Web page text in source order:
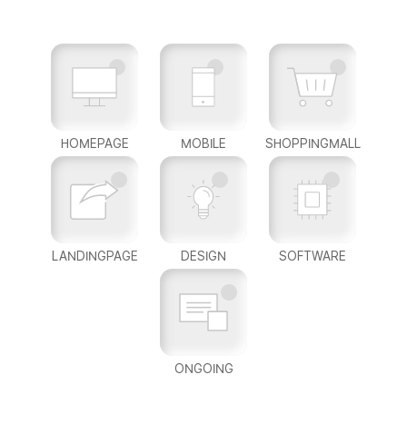
HOMEPAGE MOBILE SHOPPINGMALL
LANDINGPAGE DESIGN SOFTWARE
ONGOING